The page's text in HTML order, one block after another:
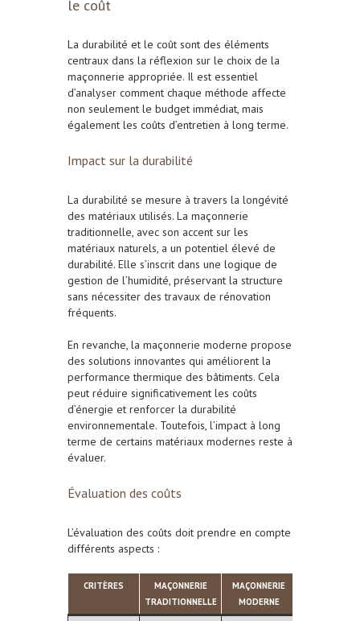
le coût
La durabilité et le coût sont des éléments
centraux dans la réflexion sur le choix de la
maçonnerie appropriée. Il est essentiel
d’analyser comment chaque méthode affecte
non seulement le budget immédiat, mais
également les coûts d’entretien à long terme.
Impact sur la durabilité
La durabilité se mesure à travers la longévité
des matériaux utilisés. La maçonnerie
traditionnelle, avec son accent sur les
matériaux naturels, a un potentiel élevé de
durabilité. Elle s’inscrit dans une logique de
gestion de l’humidité, préservant la structure
sans nécessiter des travaux de rénovation
fréquents.
En revanche, la maçonnerie moderne propose
des solutions innovantes qui améliorent la
performance thermique des bâtiments. Cela
peut réduire significativement les coûts
d’énergie et renforcer la durabilité
environnementale. Toutefois, l’impact à long
terme de certains matériaux modernes reste à
évaluer.
Évaluation des coûts
L’évaluation des coûts doit prendre en compte
différents aspects :
CRITÈRES
MAÇONNERIE
TRADITIONNELLE
MAÇONNERIE
MODERNE